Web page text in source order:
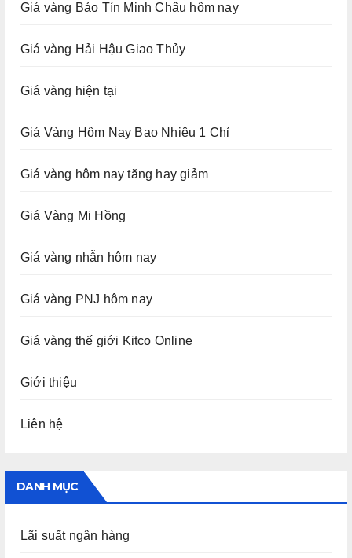
Giá vàng Bảo Tín Minh Châu hôm nay
Giá vàng Hải Hậu Giao Thủy
Giá vàng hiện tại
Giá Vàng Hôm Nay Bao Nhiêu 1 Chỉ
Giá vàng hôm nay tăng hay giảm
Giá Vàng Mi Hồng
Giá vàng nhẫn hôm nay
Giá vàng PNJ hôm nay
Giá vàng thế giới Kitco Online
Giới thiệu
Liên hệ
DANH MỤC
Lãi suất ngân hàng